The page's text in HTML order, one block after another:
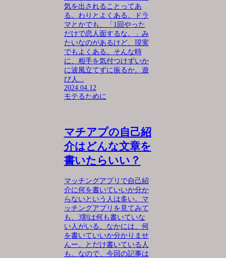
気を出されることってあ
る。わりとよくある。ドラ
マとかでも、「1回やった
だけで恋人面するな。」み
たいなのがあるけど、現実
でもよくある。そんな時
に、相手を気付つけずいか
に波風立てずに振るか。遊
び人...
2024.04.12
モテるために
マチアプの自己紹
介はどんな文章を
書いたらいい？
マッチングアプリで自己紹
介に何を書いていいか分か
らないという人は多い。マ
ッチングアプリを見てみて
も、3割は何も書いていな
い人がいる。なかには、何
を書いていいか分かりませ
んー。とだけ書いている人
も。なので、今回の記事は